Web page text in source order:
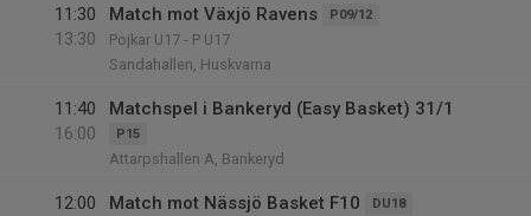
11:30
13:30
Match mot Växjö Ravens P09/12
Pojkar U17 - P U17
Sandahallen, Huskvarna
11:40
16:00
Matchspel i Bankeryd (Easy Basket) 31/1
P15
Attarpshallen A, Bankeryd
12:00
Match mot Nässjö Basket F10 DU18